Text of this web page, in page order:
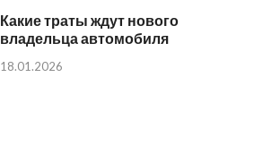
Какие траты ждут нового
владельца автомобиля
18.01.2026